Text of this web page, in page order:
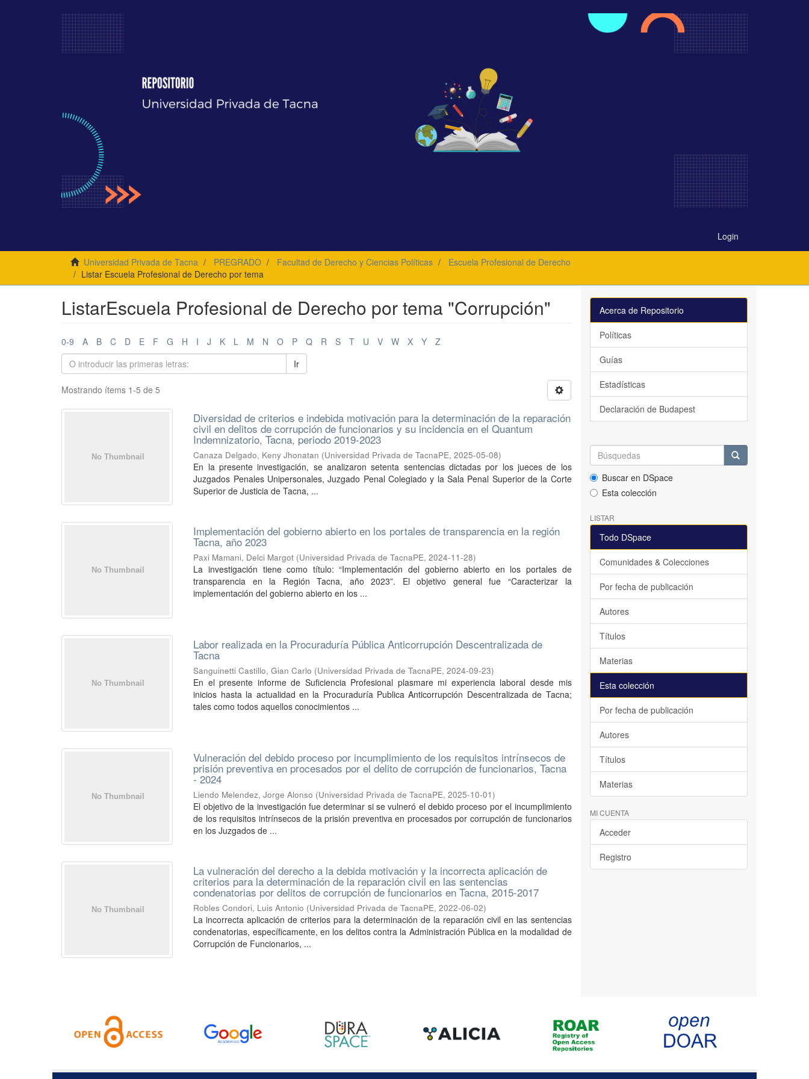
Login
Universidad Privada de Tacna PREGRADO Facultad de Derecho y Ciencias Políticas
Escuela Profesional de Derecho
Listar Escuela Profesional de Derecho por tema
ListarEscuela Profesional de Derecho por tema "Corrupción"
0-9 A B C D E F G H I J K L M N O P Q R S T U V W X Y
Z
Ir
Mostrando ítems 1-5 de 5
Diversidad de criterios e indebida motivación para la determinación de la reparación
civil en delitos de corrupción de funcionarios y su incidencia en el Quantum
Indemnizatorio, Tacna, periodo 2019-2023
Canaza Delgado, Keny Jhonatan (Universidad Privada de TacnaPE,2025-05-08)
En la presente investigación, se analizaron setenta sentencias dictadas por los jueces de los
Juzgados Penales Unipersonales, Juzgado Penal Colegiado y la Sala Penal Superior de la Corte
Superior de Justicia de Tacna, ...
Implementación del gobierno abierto en los portales de transparencia en la región
Tacna, año 2023
Paxi Mamani, Delci Margot (Universidad Privada de TacnaPE,2024-11-28)
La investigación tiene como título: “Implementación del gobierno abierto en los portales de
transparencia en la Región Tacna, año 2023”. El objetivo general fue “Caracterizar la
implementación del gobierno abierto en los ...
Labor realizada en la Procuraduría Pública Anticorrupción Descentralizada de
Tacna
Sanguinetti Castillo, Gian Carlo (Universidad Privada de TacnaPE,2024-09-23)
En el presente informe de Suficiencia Profesional plasmare mi experiencia laboral desde mis
inicios hasta la actualidad en la Procuraduría Publica Anticorrupción Descentralizada de Tacna;
tales como todos aquellos conocimientos ...
Vulneración del debido proceso por incumplimiento de los requisitos intrínsecos de
prisión preventiva en procesados por el delito de corrupción de funcionarios, Tacna
- 2024
Liendo Melendez, Jorge Alonso (Universidad Privada de TacnaPE,2025-10-01)
El objetivo de la investigación fue determinar si se vulneró el debido proceso por el incumplimiento
de los requisitos intrínsecos de la prisión preventiva en procesados por corrupción de funcionarios
en los Juzgados de ...
La vulneración del derecho a la debida motivación y la incorrecta aplicación de
criterios para la determinación de la reparación civil en las sentencias
condenatorias por delitos de corrupción de funcionarios en Tacna, 2015-2017
Robles Condori, Luis Antonio (Universidad Privada de TacnaPE,2022-06-02)
La incorrecta aplicación de criterios para la determinación de la reparación civil en las sentencias
condenatorias, específicamente, en los delitos contra la Administración Pública en la modalidad de
Corrupción de Funcionarios, ...
Acerca de Repositorio
Políticas
Guías
Estadísticas
Declaración de Budapest
Buscar en DSpace
Esta colección
LISTAR
Todo DSpace
Comunidades & Colecciones
Por fecha de publicación
Autores
Títulos
Materias
Esta colección
Por fecha de publicación
Autores
Títulos
Materias
MI CUENTA
Acceder
Registro